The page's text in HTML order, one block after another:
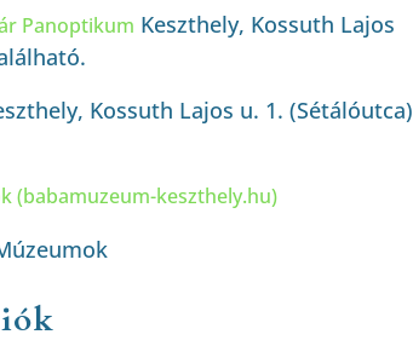
Panoptikum Keszthely, Kossuth Lajos
Kossuth Lajos u. 1. (Sétálóutca)
(babamuzeum-keszthely.hu)